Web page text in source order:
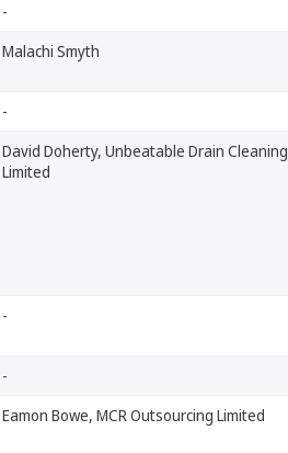
-
Malachi Smyth
-
David Doherty, Unbeatable Drain Cleaning
Limited
-
-
Eamon Bowe, MCR Outsourcing Limited